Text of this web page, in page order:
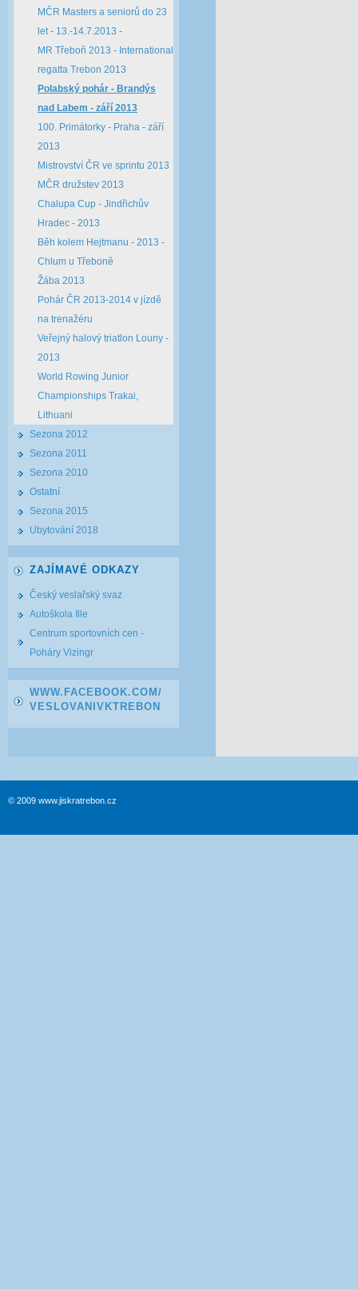
MČR Masters a seniorů do 23
let - 13.-14.7.2013 -
MR Třeboň 2013 - International
regatta Trebon 2013
Polabský pohár - Brandýs
nad Labem - září 2013
100. Primátorky - Praha - září
2013
Mistrovství ČR ve sprintu 2013
MČR družstev 2013
Chalupa Cup - Jindřichův
Hradec - 2013
Běh kolem Hejtmanu - 2013 -
Chlum u Třeboně
Žába 2013
Pohár ČR 2013-2014 v jízdě
na trenažéru
Veřejný halový triatlon Louny -
2013
World Rowing Junior
Championships Trakai,
Lithuani
Sezona 2012
Sezona 2011
Sezona 2010
Ostatní
Sezona 2015
Ubytování 2018
ZAJÍMAVÉ ODKAZY
Český veslařský svaz
Autoškola Ille
Centrum sportovních cen -
Poháry Vizingr
WWW.FACEBOOK.COM/
VESLOVANIVKTREBON
© 2009 www.jiskratrebon.cz